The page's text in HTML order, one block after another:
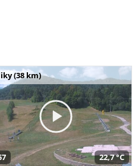
(38 km)
22,7 °C